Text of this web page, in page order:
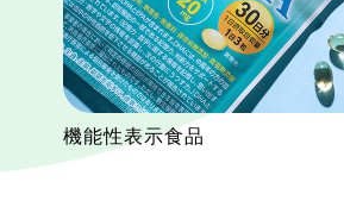
機能性表示食品